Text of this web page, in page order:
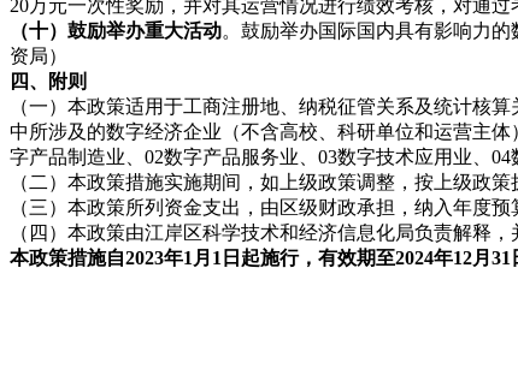
20万元一次性奖励，并对其运营情况进行绩效考核，对通
（十）鼓励举办重大活动。鼓励举办国际国内具有影响力
资局）
四、附则
（一）本政策适用于工商注册地、纳税征管关系及统计核
中所涉及的数字经济企业（不含高校、科研单位和运营主
字产品制造业、02数字产品服务业、03数字技术应用业、04
（二）本政策措施实施期间，如上级政策调整，按上级政
（三）本政策所列资金支出，由区级财政承担，纳入年度
（四）本政策由江岸区科学技术和经济信息化局负责解释
本政策措施自2023年1月1日起施行，有效期至2024年12月31